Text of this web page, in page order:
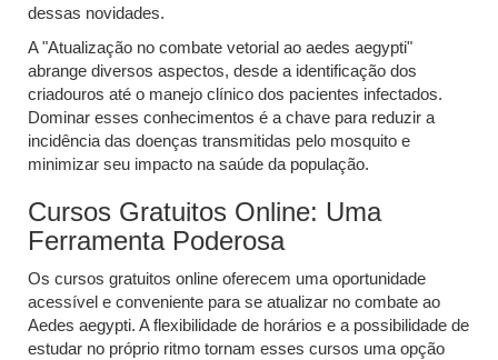
dessas novidades.
A "Atualização no combate vetorial ao aedes aegypti"
abrange diversos aspectos, desde a identificação dos
criadouros até o manejo clínico dos pacientes infectados.
Dominar esses conhecimentos é a chave para reduzir a
incidência das doenças transmitidas pelo mosquito e
minimizar seu impacto na saúde da população.
Cursos Gratuitos Online: Uma
Ferramenta Poderosa
Os cursos gratuitos online oferecem uma oportunidade
acessível e conveniente para se atualizar no combate ao
Aedes aegypti. A flexibilidade de horários e a possibilidade de
estudar no próprio ritmo tornam esses cursos uma opção